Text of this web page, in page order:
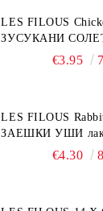
LES FILOUS
ЗУСУКАНИ
лакомство за куче,
€3.95
LES FILOUS
ЗАЕШКИ УШИ
€4.30